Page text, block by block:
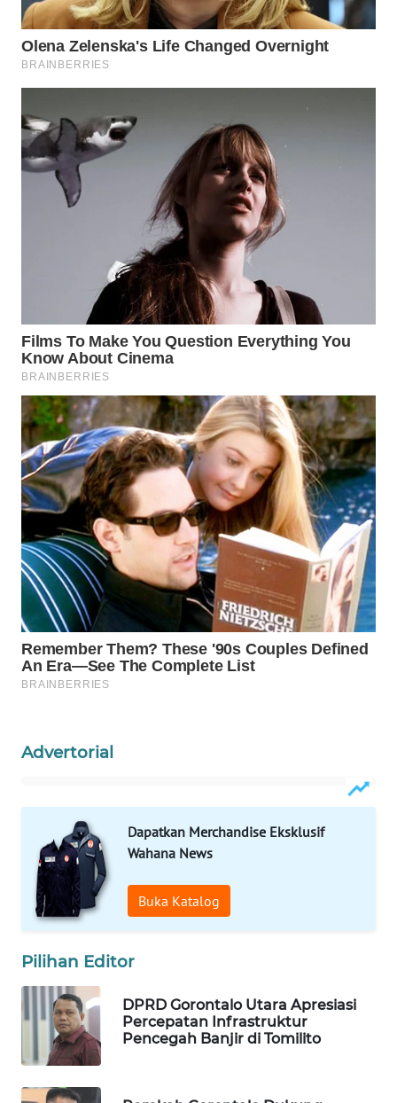
Advertorial
Dapatkan Merchandise Eksklusif
Wahana News
Buka Katalog
Pilihan Editor
DPRD Gorontalo Utara Apresiasi
Percepatan Infrastruktur
Pencegah Banjir di Tomilito
WAHANA
WAHANANEWS
ID
WAHANANEWS
WAHANANEWS
WAHANA
SPORT
WAHANA
UMKM
WAHANA
SELEB
WAHANA
PERSONA
WAHANA
OTOMOTIF
WAHANA
HEALTH
DESA
WAHANA
Wahana
Network
KONSUMEN
LISTRIK
MASYARAKAT
KELISTRIKAN